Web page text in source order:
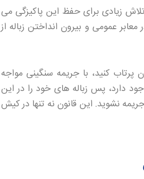
زیادی برای حفظ این پاکیزگی می
عمومی و بیرون انداختن زباله از
پرتاب کنید، با جریمه سنگینی مواجه
دارد، پس زباله های خود را در این
نشوید. این قانون نه تنها در کیش